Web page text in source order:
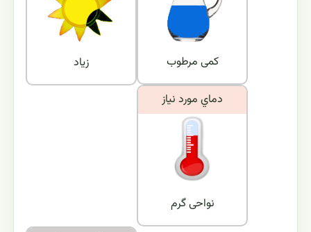
زیاد کمی مرطوب
دماي مورد نياز
نواحی گرم